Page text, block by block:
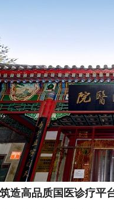
造高品质国医诊疗平